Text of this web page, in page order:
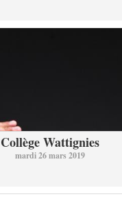
Collège Wattignies
mardi 26 mars 2019